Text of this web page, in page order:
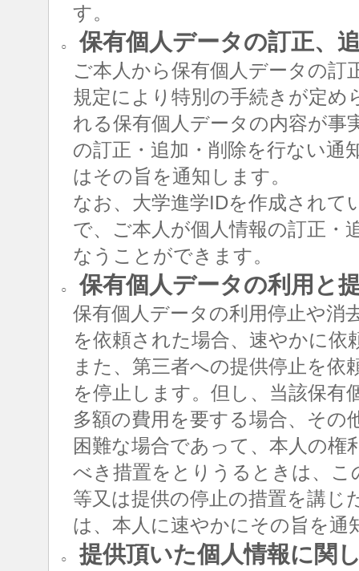
す。
○ 保有個人データの訂正、
ご本人から保有個人データの訂
規定により特別の手続きが定め
れる保有個人データの内容が事
の訂正・追加・削除を行ない通
はその旨を通知します。
なお、大学進学IDを作成されて
で、ご本人が個人情報の訂正・
なうことができます。
○ 保有個人データの利用と
保有個人データの利用停止や消
を依頼された場合、速やかに
また、第三者への提供停止を
を停止します。但し、当該保有
多額の費用を要する場合、その
困難な場合であって、本人の
べき措置をとりうるときは、
等又は提供の停止の措置を講
は、本人に速やかにその旨を通
○ 提供頂いた個人情報に関